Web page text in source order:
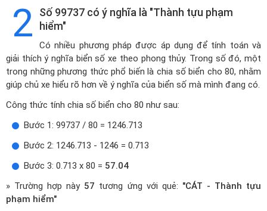
2
Số 99737 có ý nghĩa là "Thành tựu phạm
hiểm"
Có nhiều phương pháp được áp dụng để tính toán và
giải thích ý nghĩa biển số xe theo phong thủy. Trong số đó, một
trong những phương thức phổ biến là chia số biển cho 80, nhằm
giúp chủ xe hiểu rõ hơn về ý nghĩa của biển số mà mình đang có.
Công thức tính chia số biển cho 80 như sau:
Bước 1: 99737 / 80 = 1246.713
Bước 2: 1246.713 - 1246 = 0.713
Bước 3: 0.713 x 80 = 57.04
» Trường hợp này 57 tương ứng với quẻ: "CÁT - Thành tựu
phạm hiểm"